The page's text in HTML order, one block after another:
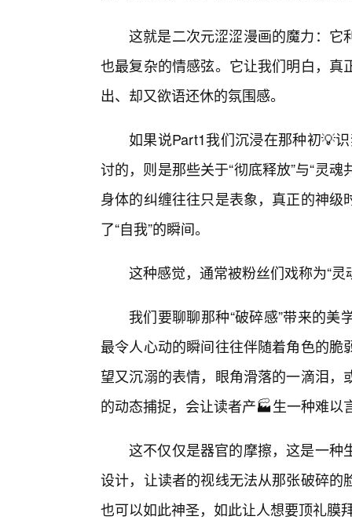
这就是二次元涩涩漫画的魔力：它
也最复杂的情感弦。它让我们明白，
出、却又欲语还休的氛围感。
如果说Part1我们沉浸在那种初💡
讨的，则是那些关于“彻底释放”与“灵
身体的纠缠往往只是表象，真正的神
了“自我”的瞬间。
这种感觉，通常被粉丝们戏称为“灵
我们要聊聊那种“破碎感”带来的
最令人心动的瞬间往往伴随着角色的
望又沉溺的表情，眼角滑落的一滴泪
的动态捕捉，会让读者产🏭生一种难以
这不仅仅是器官的摩擦，这是一种
设计，让读者的视线无法从那张破碎
也可以如此神圣，如此让人想要顶礼膜